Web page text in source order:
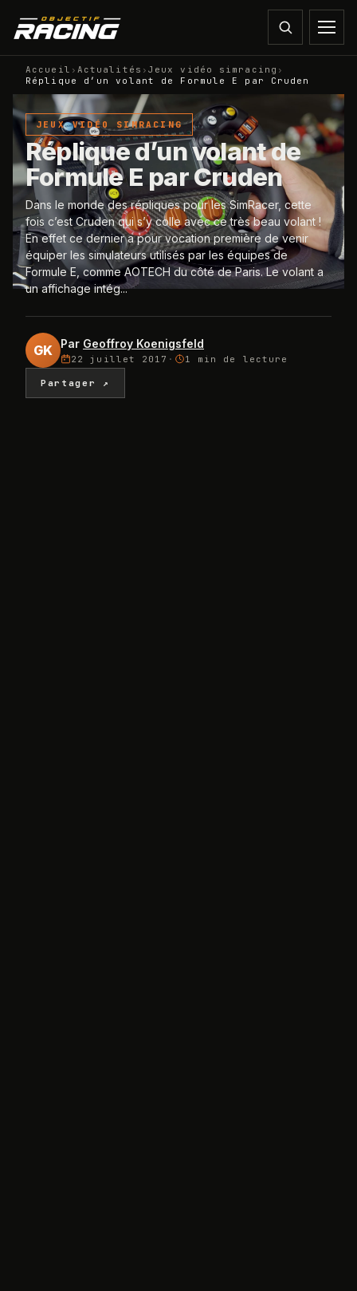
Accueil › Actualités › Jeux vidéo simracing ›
Réplique d’un volant de Formule E par Cruden
JEUX VIDÉO SIMRACING
Réplique d’un volant de
Formule E par Cruden
Dans le monde des répliques pour les SimRacer, cette
fois c’est Cruden qui s’y colle avec ce très beau volant !
En effet ce dernier a pour vocation première de venir
équiper les simulateurs utilisés par les équipes de
Formule E, comme AOTECH du côté de Paris. Le volant a
un affichage intég...
GK Par Geoffroy Koenigsfeld
22 juillet 2017 · 1 min de lecture
Partager ↗